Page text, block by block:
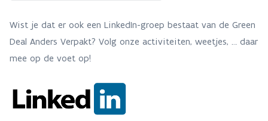
Wist je dat er ook een LinkedIn-groep bestaat van de Green
Deal Anders Verpakt? Volg onze activiteiten, weetjes, … daar
mee op de voet op!